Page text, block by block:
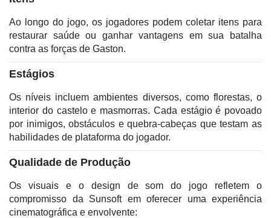
Ao longo do jogo, os jogadores podem coletar itens para
restaurar saúde ou ganhar vantagens em sua batalha
contra as forças de Gaston.
Estágios
Os níveis incluem ambientes diversos, como florestas, o
interior do castelo e masmorras. Cada estágio é povoado
por inimigos, obstáculos e quebra-cabeças que testam as
habilidades de plataforma do jogador.
Qualidade de Produção
Os visuais e o design de som do jogo refletem o
compromisso da Sunsoft em oferecer uma experiência
cinematográfica e envolvente: